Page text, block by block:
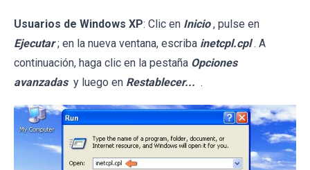
Usuarios de Windows XP: Clic en Inicio , pulse en
Ejecutar ; en la nueva ventana, escriba inetcpl.cpl . A
continuación, haga clic en la pestaña Opciones
avanzadas y luego en Restablecer... .